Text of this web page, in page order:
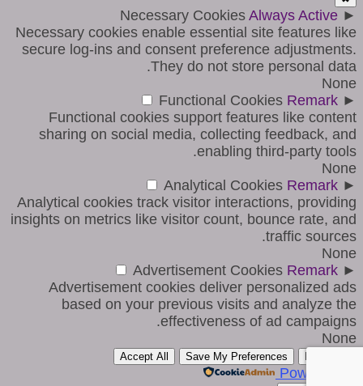
►
Necessary Cookies Always Active
Necessary cookies enable essential site features like
secure log-ins and consent preference adjustments.
They do not store personal data.
None
►
Functional Cookies Remark
Functional cookies support features like content
sharing on social media, collecting feedback, and
enabling third-party tools.
None
►
Analytical Cookies Remark
Analytical cookies track visitor interactions, providing
insights on metrics like visitor count, bounce rate, and
traffic sources.
None
►
Advertisement Cookies Remark
Advertisement cookies deliver personalized ads
based on your previous visits and analyze the
effectiveness of ad campaigns.
None
Reject All
Save My Preferences
Accept All
Powered by